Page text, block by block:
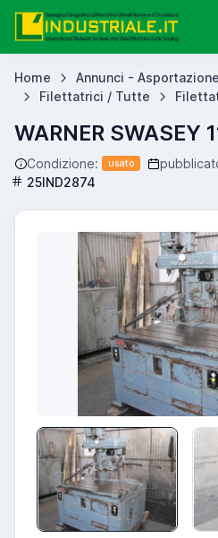
Home Annunci -
Filettatrici / Tutte
WARNER SWASEY
Condizione: usato
25IND2874